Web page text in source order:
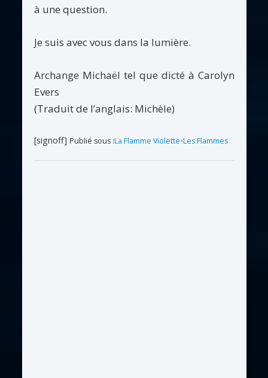
à une question.
Je suis avec vous dans la lumière.
Archange Michaël tel que dicté à Carolyn
Evers
(Traduit de l’anglais: Michèle)
[signoff] Publié sous :La Flamme Violette•Les Flammes